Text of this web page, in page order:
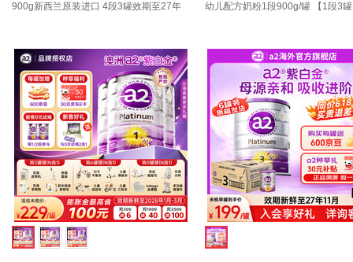
900g新西兰原装进口 4段3罐效期至27年
幼儿配方奶粉1段900g/罐 【1段3